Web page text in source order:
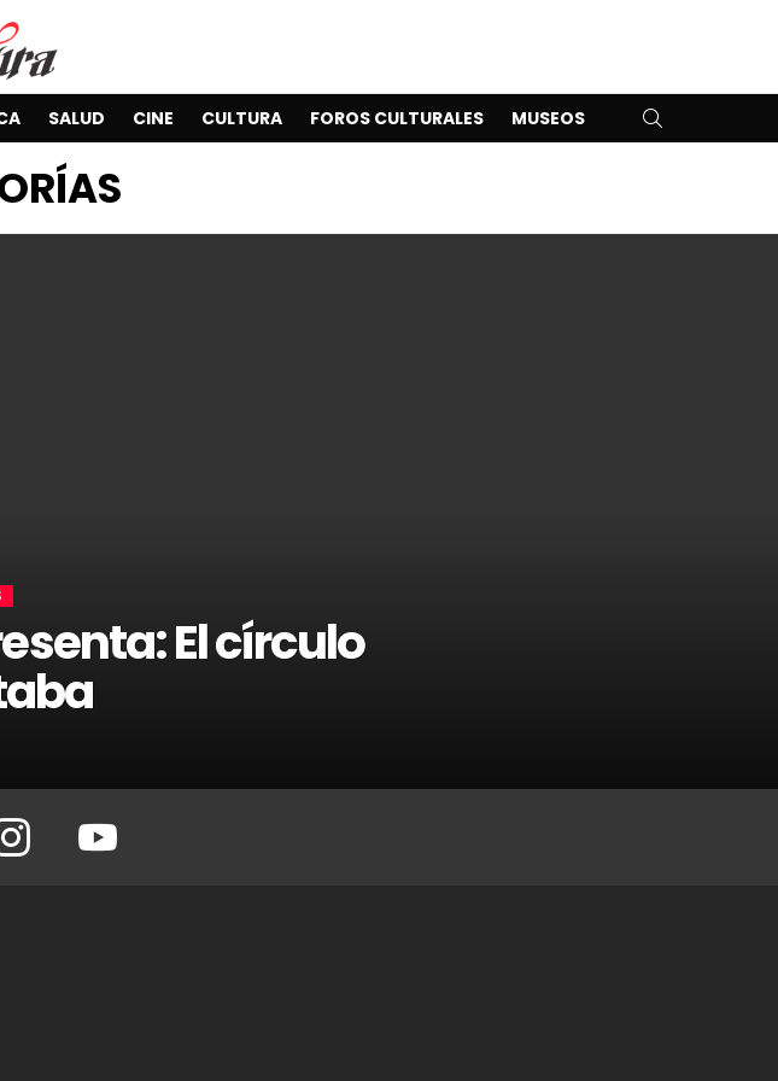
SALUD CINE CULTURA FOROS CULTURALES MUSEOS
El círculo
Instagram Youtube